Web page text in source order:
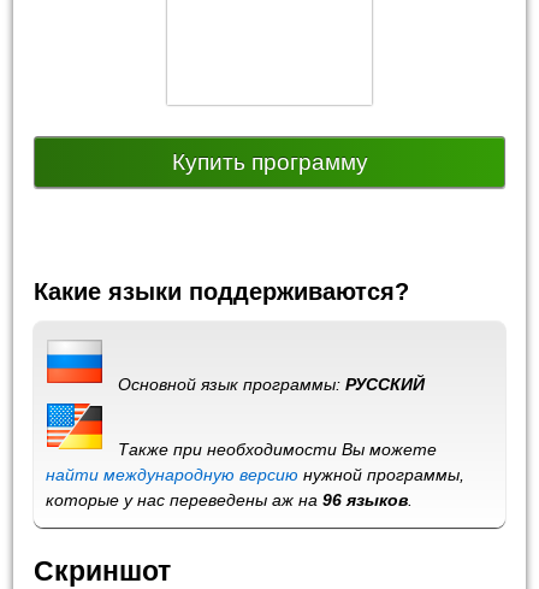
Купить программу
Какие языки поддерживаются?
Основной язык программы:РУССКИЙ
Также при необходимости Вы можете
найти международную версию нужной программы,
которые у нас переведены аж на96 языков
Скриншот